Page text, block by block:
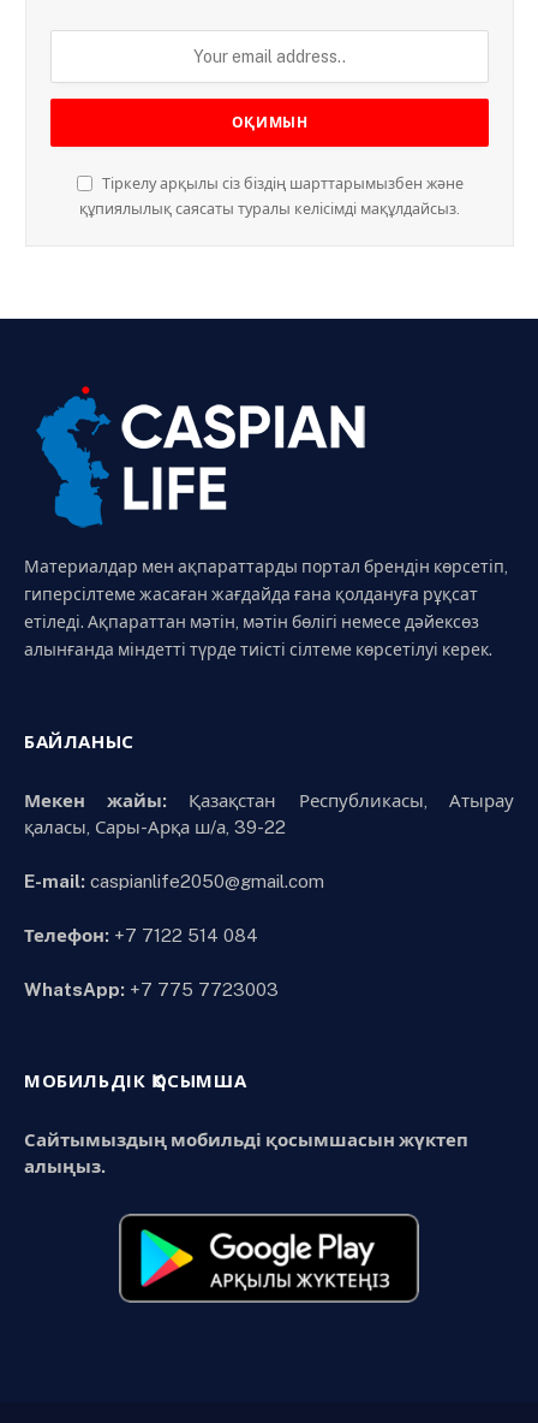
Тіркелу арқылы сіз біздің шарттарымызбен және
құпиялылық саясаты туралы келісімді мақұлдайсыз.
Материалдар мен ақпараттарды портал брендін көрсетіп,
гиперсілтеме жасаған жағдайда ғана қолдануға рұқсат
етіледі. Ақпараттан мәтін, мәтін бөлігі немесе дәйексөз
алынғанда міндетті түрде тиісті сілтеме көрсетілуі керек.
БАЙЛАНЫС
Мекен жайы:Қазақстан Республикасы, Атырау
қаласы, Сары-Арқа ш/а, 39-22
E-mail: caspianlife2050@gmail.com
Телефон: +7 7122 514 084
WhatsApp: +7 775 7723003
МОБИЛЬДІК ҚОСЫМША
Сайтымыздың мобильді қосымшасын жүктеп
алыңыз.